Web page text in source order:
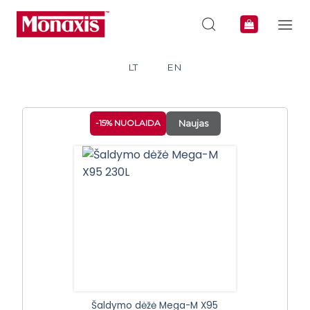
Skip
LT EN
-15% NUOLAIDA Naujas
Šaldymo dėžė Mega-M X95